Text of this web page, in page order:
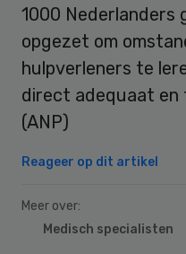
1000 Nederlanders
opgezet om
hulpverleners te
direct adequaat en
(ANP)
Reageer op dit artikel
Meer over:
Medisch specialisten